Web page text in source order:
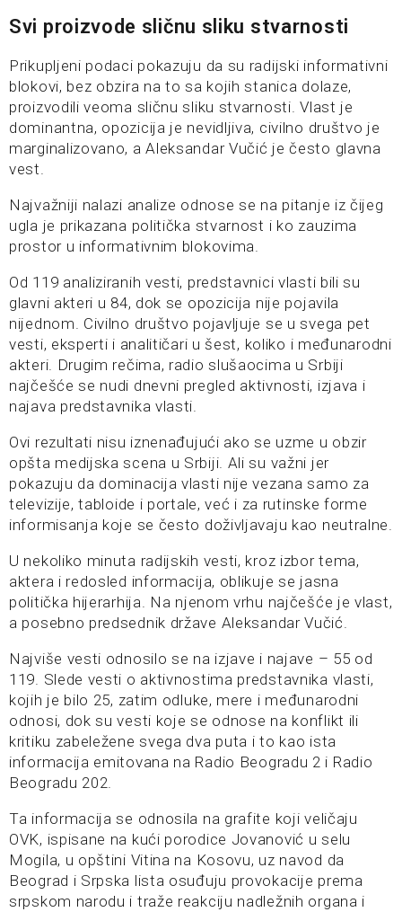
Svi proizvode sličnu sliku stvarnosti
Prikupljeni podaci pokazuju da su radijski informativni
blokovi, bez obzira na to sa kojih stanica dolaze,
proizvodili veoma sličnu sliku stvarnosti. Vlast je
dominantna, opozicija je nevidljiva, civilno društvo je
marginalizovano, a Aleksandar Vučić je često glavna
vest.
Najvažniji nalazi analize odnose se na pitanje iz čijeg
ugla je prikazana politička stvarnost i ko zauzima
prostor u informativnim blokovima.
Od 119 analiziranih vesti, predstavnici vlasti bili su
glavni akteri u 84, dok se opozicija nije pojavila
nijednom. Civilno društvo pojavljuje se u svega pet
vesti, eksperti i analitičari u šest, koliko i međunarodni
akteri. Drugim rečima, radio slušaocima u Srbiji
najčešće se nudi dnevni pregled aktivnosti, izjava i
najava predstavnika vlasti.
Ovi rezultati nisu iznenađujući ako se uzme u obzir
opšta medijska scena u Srbiji. Ali su važni jer
pokazuju da dominacija vlasti nije vezana samo za
televizije, tabloide i portale, već i za rutinske forme
informisanja koje se često doživljavaju kao neutralne.
U nekoliko minuta radijskih vesti, kroz izbor tema,
aktera i redosled informacija, oblikuje se jasna
politička hijerarhija. Na njenom vrhu najčešće je vlast,
a posebno predsednik države Aleksandar Vučić.
Najviše vesti odnosilo se na izjave i najave – 55 od
119. Slede vesti o aktivnostima predstavnika vlasti,
kojih je bilo 25, zatim odluke, mere i međunarodni
odnosi, dok su vesti koje se odnose na konflikt ili
kritiku zabeležene svega dva puta i to kao ista
informacija emitovana na Radio Beogradu 2 i Radio
Beogradu 202.
Ta informacija se odnosila na grafite koji veličaju
OVK, ispisane na kući porodice Jovanović u selu
Mogila, u opštini Vitina na Kosovu, uz navod da
Beograd i Srpska lista osuđuju provokacije prema
srpskom narodu i traže reakciju nadležnih organa i